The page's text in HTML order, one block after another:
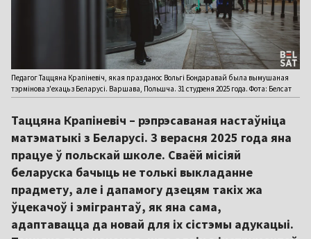
Педагог Таццяна Крапіневіч, якая праз данос Вольгі Бондаравай была вымушаная
тэрмінова з'ехаць з Беларусі. Варшава, Польшча. 31 студзеня 2025 года. Фота: Белсат
Таццяна Крапіневіч – рэпрэсаваная настаўніца
матэматыкі з Беларусі. З верасня 2025 года яна
працуе ў польскай школе. Сваёй місіяй
беларуска бачыць не толькі выкладанне
прадмету, але і дапамогу дзецям такіх жа
ўцекачоў і эмігрантаў, як яна сама,
адаптавацца да новай для іх сістэмы адукацыі.